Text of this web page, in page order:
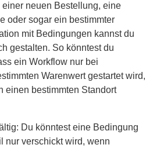
neuen Bestellung, eine
oder sogar ein bestimmter
mit Bedingungen kannst du
gestalten. So könntest du
ein Workflow nur bei
Warenwert gestartet wird,
einen bestimmten Standort
Du könntest eine Bedingung
nur verschickt wird, wenn